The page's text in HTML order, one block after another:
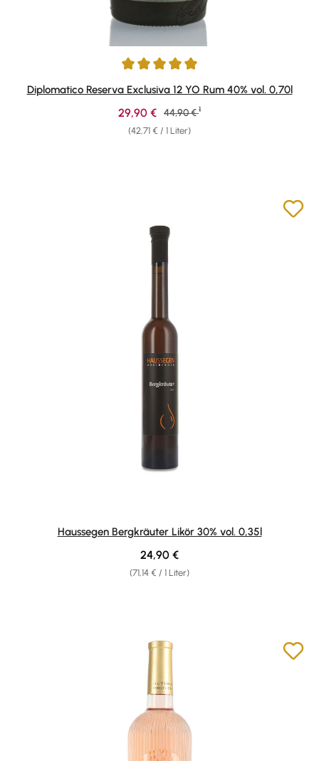
Durchschnittliche Bewertung von 4.9 von 5 Sternen
Diplomatico Reserva Exclusiva 12 YO Rum 40% vol. 0,70l
(42,71 € / 1 Liter)
Verkaufspreis:
29,90 € Regulärer Preis:
44,90 € 1
Haussegen Bergkräuter Likör 30% vol. 0,35l
(71,14 € / 1 Liter)
Regulärer Preis:
24,90 €